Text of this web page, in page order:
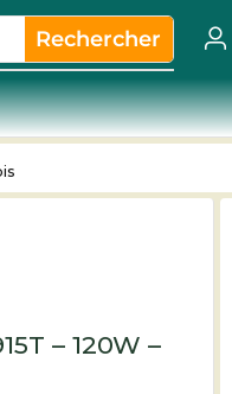
Rechercher
– 120W –